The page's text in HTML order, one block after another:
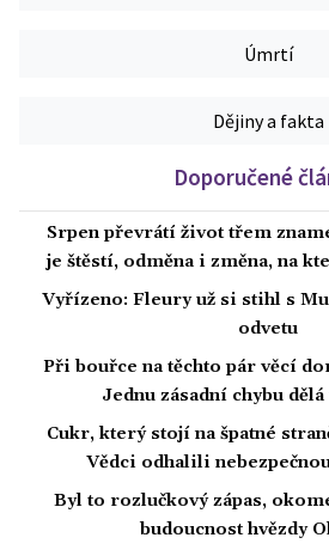
Úmrtí
Dějiny a fakta
Doporučené
Srpen převrátí život třem
je štěstí, odměna i změna, na
Vyřízeno: Fleury už si stihl s
odvetu
Při bouřce na těchto pár věcí
Jednu zásadní chybu
Cukr, který stojí na špatné
Vědci odhalili
Byl to rozlučkový zápas,
budoucnost hvězdy